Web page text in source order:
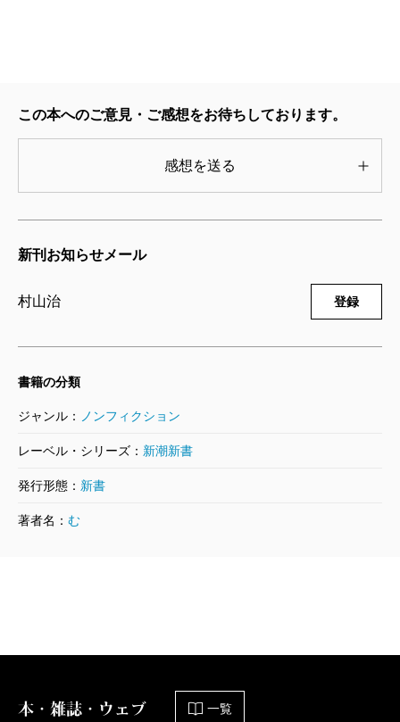
この本へのご意見・ご感想をお待ちしております。
感想を送る
新刊お知らせメール
村山治 登録
書籍の分類
ジャンル： ノンフィクション
レーベル・シリーズ： 新潮新書
発行形態： 新書
著者名： む
本・雑誌・ウェブ 一覧